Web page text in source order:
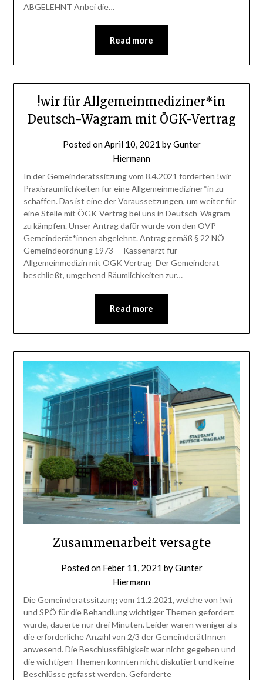
ABGELEHNT Anbei die…
Read more
!wir für Allgemeinmediziner*in
Deutsch-Wagram mit ÖGK-Vertrag
Posted onApril 10, 2021 byGunter
Hiermann
In der Gemeinderatssitzung vom 8.4.2021 forderten !wir
Praxisräumlichkeiten für eine Allgemeinmediziner*in zu
schaffen. Das ist eine der Voraussetzungen, um weiter für
eine Stelle mit ÖGK-Vertrag bei uns in Deutsch-Wagram
zu kämpfen. Unser Antrag dafür wurde von den ÖVP-
Gemeinderät*innen abgelehnt. Antrag gemäß § 22 NÖ
Gemeindeordnung 1973 – Kassenarzt für
Allgemeinmedizin mit ÖGK Vertrag Der Gemeinderat
beschließt, umgehend Räumlichkeiten zur…
Read more
Zusammenarbeit versagte
Posted on Feber 11, 2021 byGunter
Hiermann
Die Gemeinderatssitzung vom 11.2.2021, welche von !wir
und SPÖ für die Behandlung wichtiger Themen gefordert
wurde, dauerte nur drei Minuten. Leider waren weniger als
die erforderliche Anzahl von 2/3 der GemeinderätInnen
anwesend. Die Beschlussfähigkeit war nicht gegeben und
die wichtigen Themen konnten nicht diskutiert und keine
Beschlüsse gefasst werden. Geforderte